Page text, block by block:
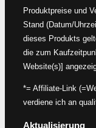
Produktpreise und
Stand (Datum/
dieses Produkts
die zum
Website(s)]
*= Affiliate-Link
verdiene ich an
Aktualisierung